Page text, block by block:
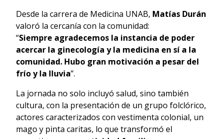
Desde la carrera de Medicina UNAB, Matías Durán
valoró la cercanía con la comunidad:
“Siempre agradecemos la instancia de poder
acercar la ginecología y la medicina en sí a la
comunidad. Hubo gran motivación a pesar del
frío y la lluvia”.
La jornada no solo incluyó salud, sino también
cultura, con la presentación de un grupo folclórico,
actores caracterizados con vestimenta colonial, un
mago y pinta caritas, lo que transformó el